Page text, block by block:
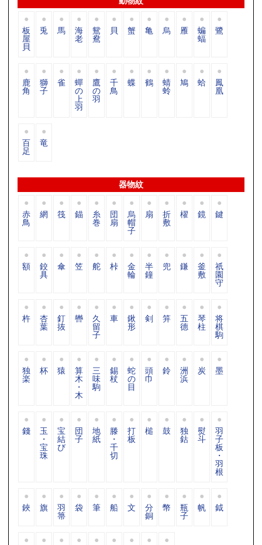
板
屋
貝
兎 馬 海
老
鴛
鴦
貝 蟹 亀 烏 雁 蝙
蝠
鷺
鹿
角
獅
子
雀 蟬
の
上
羽
鷹
の
羽
千
鳥
蝶 鶴 蜻
蛉
鳩 蛤 鳳
凰
百
足
竜
器物紋
赤
鳥
網 筏 錨 糸
巻
団
扇
烏
帽
子
扇 折
敷
櫂 鏡 鍵
額 鉸
具
傘 笠 舵 桛 金
輪
半
鐘
兜 鎌 釜
敷
祇
園
守
杵 杏
葉
釘
抜
轡 久
留
子
車 鍬
形
剣 笄 五
德
琴
柱
将
棋
駒
独
楽
杯 猿 算
木
・
木
三
味
駒
錫
杖
蛇
の
目
頭
巾
鈴 洲
浜
炭 墨
錢 玉
・
宝
珠
宝
結
び
団
子
地
紙
滕
・
千
切
打
板
槌 鼓 独
鈷
熨
斗
羽
子
板
・
羽
根
鋏 旗 羽
箒
袋 筆 船 文 分
銅
幣 瓶
子
帆 鉞